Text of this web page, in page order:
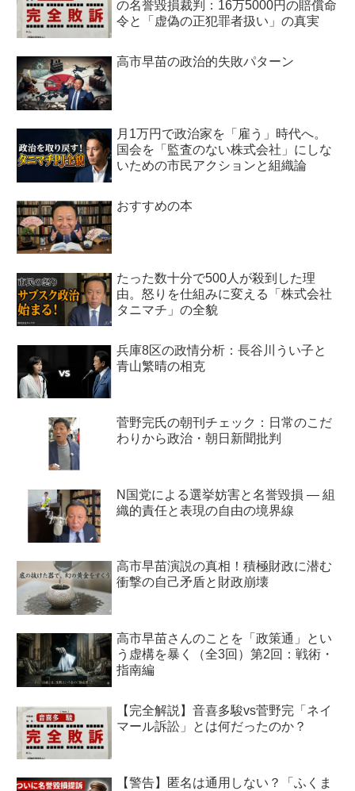
の名誉毀損裁判：16万5000円の賠償命
令と「虚偽の正犯罪者扱い」の真実
高市早苗の政治的失敗パターン
月1万円で政治家を「雇う」時代へ。
国会を「監査のない株式会社」にしな
いための市民アクションと組織論
おすすめの本
たった数十分で500人が殺到した理
由。怒りを仕組みに変える「株式会社
タニマチ」の全貌
兵庫8区の政情分析：長谷川うい子と
青山繁晴の相克
菅野完氏の朝刊チェック：日常のこだ
わりから政治・朝日新聞批判
N国党による選挙妨害と名誉毀損 ― 組
織的責任と表現の自由の境界線
高市早苗演説の真相！積極財政に潜む
衝撃の自己矛盾と財政崩壊
高市早苗さんのことを「政策通」とい
う虚構を暴く（全3回）第2回：戦術・
指南編
【完全解説】音喜多駿vs菅野完「ネイ
マール訴訟」とは何だったのか？
【警告】匿名は通用しない？「ふくま